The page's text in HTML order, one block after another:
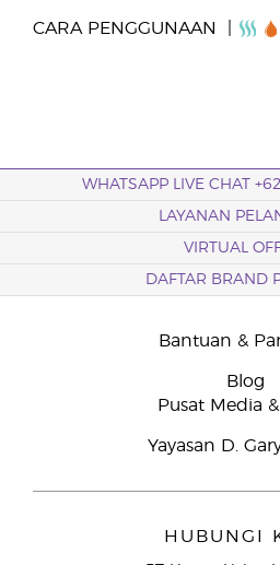
CARA PENGGUNAAN
WHATSAPP LIVE CHAT
LAYANAN
VIRTUAL
DAFTAR BRAND
Bantuan &
Blog
Pusat Media
Yayasan D.
HUBUNGI